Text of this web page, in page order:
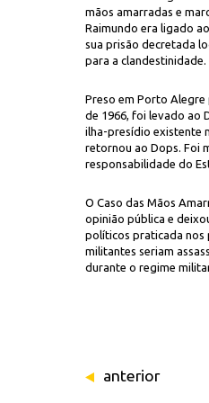
mãos amarradas e
Raimundo era ligado
sua prisão decretada
para a clandestinidade.
Preso em Porto Alegre
de 1966, foi levado ao
ilha-presídio existente
retornou ao Dops. Foi
responsabilidade do
O Caso das Mãos
opinião pública e
políticos praticada nos
militantes seriam
durante o regime
anterior
pela repressão gaúcha